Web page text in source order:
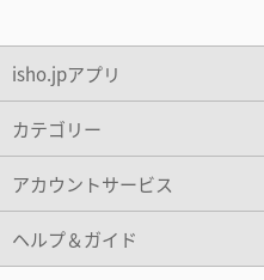
isho.jpアプリ
カテゴリー
アカウントサービス
ヘルプ＆ガイド